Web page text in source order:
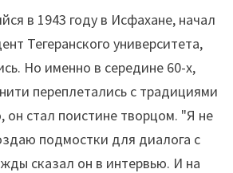
в 1943 году в Исфахане, начал
Тегеранского университета,
Но именно в середине 60-х,
переплетались с традициями
он стал поистине творцом. "Я не
подмостки для диалога с
сказал он в интервью. И на